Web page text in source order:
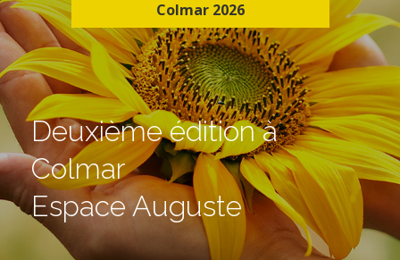
Deuxième édition à
Colmar
Espace Auguste
Colmar 2026